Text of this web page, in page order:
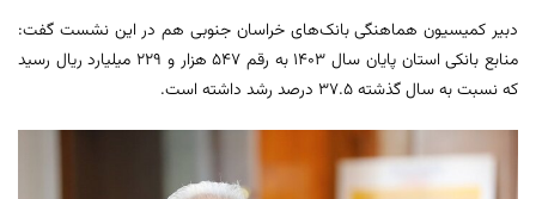
دبیر کمیسیون هماهنگی بانک‌های خراسان جنوبی هم در این نشست گفت:
منابع بانکی استان پایان سال ۱۴۰۳ به رقم ۵۴۷ هزار و ۲۲۹ میلیارد ریال رسید
که نسبت به سال گذشته ۳۷.۵ درصد رشد داشته است.